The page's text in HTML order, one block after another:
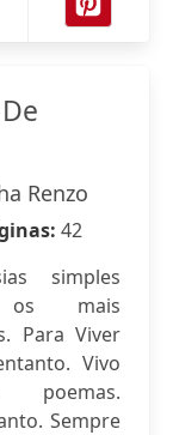
Renzo
42
simples
os mais
Para Viver
Vivo
Sempre